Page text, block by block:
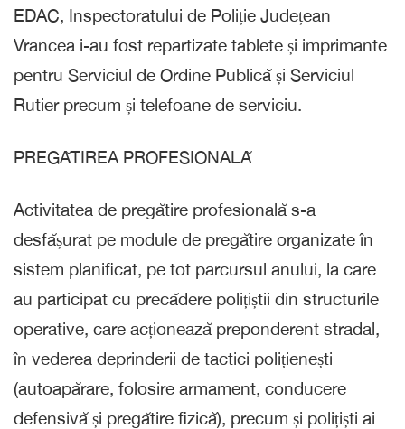
EDAC, Inspectoratului de Poliție Județean
Vrancea i-au fost repartizate tablete și imprimante
pentru Serviciul de Ordine Publică și Serviciul
Rutier precum și telefoane de serviciu.
PREGĂTIREA PROFESIONALĂ
Activitatea de pregătire profesională s-a
desfășurat pe module de pregătire organizate în
sistem planificat, pe tot parcursul anului, la care
au participat cu precădere polițiștii din structurile
operative, care acționează preponderent stradal,
în vederea deprinderii de tactici polițienești
(autoapărare, folosire armament, conducere
defensivă și pregătire fizică), precum și polițiști ai